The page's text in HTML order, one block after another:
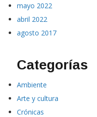
mayo 2022
abril 2022
agosto 2017
Categorías
Ambiente
Arte y cultura
Crónicas